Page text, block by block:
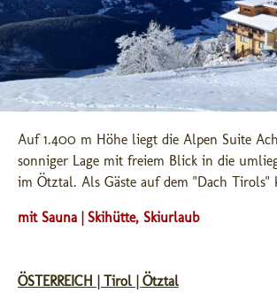
Auf 1.400 m Höhe liegt die Alpen Suite
sonniger Lage mit freiem Blick in die
im Ötztal. Als Gäste auf dem "Dach Tirols"
mit Sauna | Skihütte, Skiurlaub
ÖSTERREICH | Tirol | Ötztal